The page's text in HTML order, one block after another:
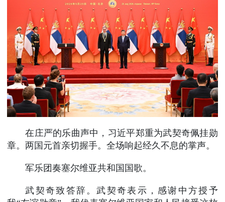
在庄严的乐曲声中，习近平郑重为武契奇佩挂勋
章。两国元首亲切握手。全场响起经久不息的掌声。
军乐团奏塞尔维亚共和国国歌。
武契奇致答辞。武契奇表示，感谢中方授予